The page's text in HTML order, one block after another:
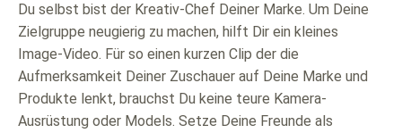
Du selbst bist der Kreativ-Chef Deiner Marke. Um Deine
Zielgruppe neugierig zu machen, hilft Dir ein kleines
Image-Video. Für so einen kurzen Clip der die
Aufmerksamkeit Deiner Zuschauer auf Deine Marke und
Produkte lenkt, brauchst Du keine teure Kamera-
Ausrüstung oder Models. Setze Deine Freunde als